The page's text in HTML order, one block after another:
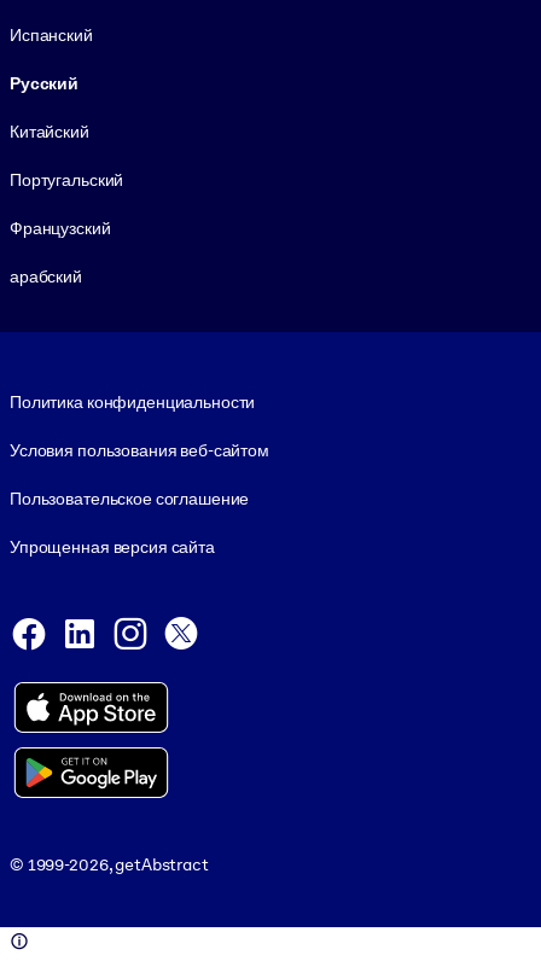
Испанский
Русский
Китайский
Португальский
Французский
арабский
Политика конфиденциальности
Условия пользования веб-сайтом
Пользовательское соглашение
Упрощенная версия сайта
Facebook
LinkedInInstagram
© 1999-2026, getAbstract